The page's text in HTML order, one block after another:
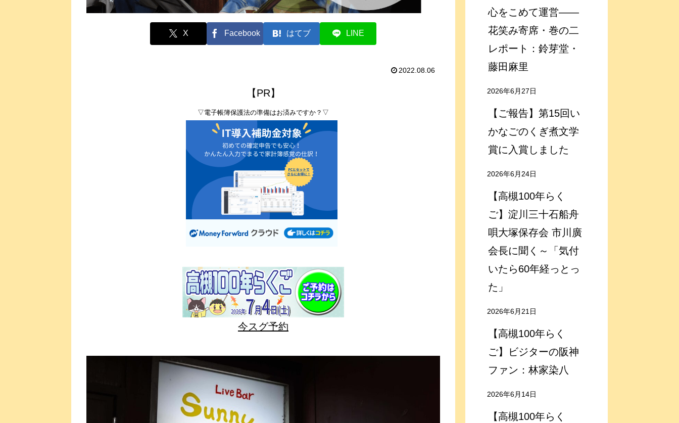
X Facebook はてブ LINE
2022.08.06
【PR】
▽電子帳簿保護法の準備はお済みですか？▽
今スグ予約
心をこめて運営――
花笑み寄席・巻の二
レポート：鈴芽堂・
藤田麻里
2026年6月27日
【ご報告】第15回い
かなごのくぎ煮文学
賞に入賞しました
2026年6月24日
【高槻100年らく
ご】淀川三十石船舟
唄大塚保存会 市川廣
会長に聞く～「気付
いたら60年経っとっ
た」
2026年6月21日
【高槻100年らく
ご】ビジターの阪神
ファン：林家染八
2026年6月14日
【高槻100年らく